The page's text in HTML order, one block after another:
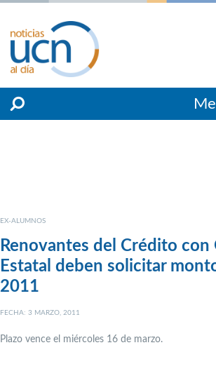
EX-ALUMNOS
Renovantes del Crédito con
Estatal deben solicitar
2011
FECHA: 3 MARZO, 2011
Plazo vence el miércoles 16 de marzo.